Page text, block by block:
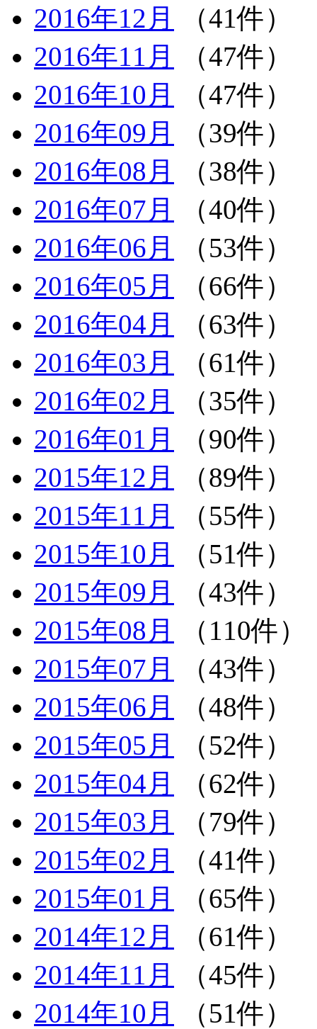
2016年12月
（41件）
2016年11月
（47件）
2016年10月
（47件）
2016年09月
（39件）
2016年08月
（38件）
2016年07月
（40件）
2016年06月
（53件）
2016年05月
（66件）
2016年04月
（63件）
2016年03月
（61件）
2016年02月
（35件）
2016年01月
（90件）
2015年12月
（89件）
2015年11月
（55件）
2015年10月
（51件）
2015年09月
（43件）
2015年08月
（110件）
2015年07月
（43件）
2015年06月
（48件）
2015年05月
（52件）
2015年04月
（62件）
2015年03月
（79件）
2015年02月
（41件）
2015年01月
（65件）
2014年12月
（61件）
2014年11月
（45件）
2014年10月
（51件）